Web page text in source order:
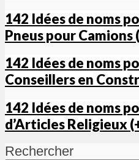
142 Idées de noms
Pneus pour Camions
142 Idées de noms
Conseillers en
142 Idées de noms
d’Articles Religieux
Rechercher